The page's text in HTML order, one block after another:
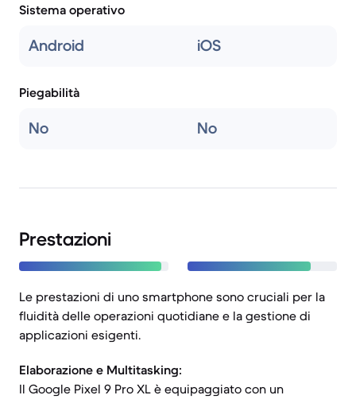
Sistema operativo
Android iOS
Piegabilità
No No
Prestazioni
Le prestazioni di uno smartphone sono cruciali per la
fluidità delle operazioni quotidiane e la gestione di
applicazioni esigenti.
Elaborazione e Multitasking:
Il Google Pixel 9 Pro XL è equipaggiato con un